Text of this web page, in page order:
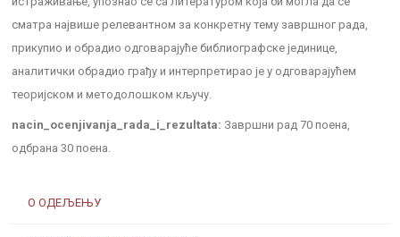
О ОДЕЉЕЊУ
сматра највише релевантном за конкретну тему завршног рада,
прикупио и обрадио одговарајуће библиографске јединице,
аналитички обрадио грађу и интерпретирао је у одговарајућем
теоријском и методолошком кључу.
nacin_ocenjivanja_rada_i_rezultata: Завршни рад 70 поена,
одбрана 30 поена.